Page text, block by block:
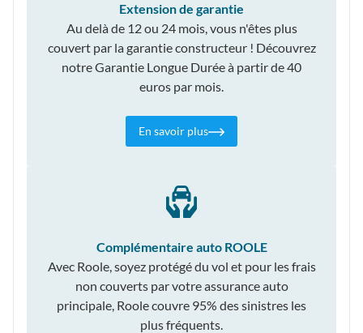
Extension de garantie
Au delà de 12 ou 24 mois, vous n'êtes plus
couvert par la garantie constructeur ! Découvrez
notre Garantie Longue Durée à partir de 40
euros par mois.
En savoir plus
Complémentaire auto ROOLE
Avec Roole, soyez protégé du vol et pour les frais
non couverts par votre assurance auto
principale, Roole couvre 95% des sinistres les
plus fréquents.